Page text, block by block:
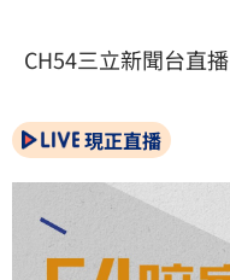
CH54三立新聞台直播
現正直播